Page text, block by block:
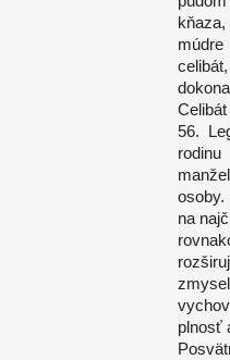
56.
na
plnosť